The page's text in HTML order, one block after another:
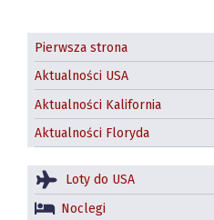
Pierwsza strona
Aktualności USA
Aktualności Kalifornia
Aktualności Floryda
Loty do USA
Noclegi